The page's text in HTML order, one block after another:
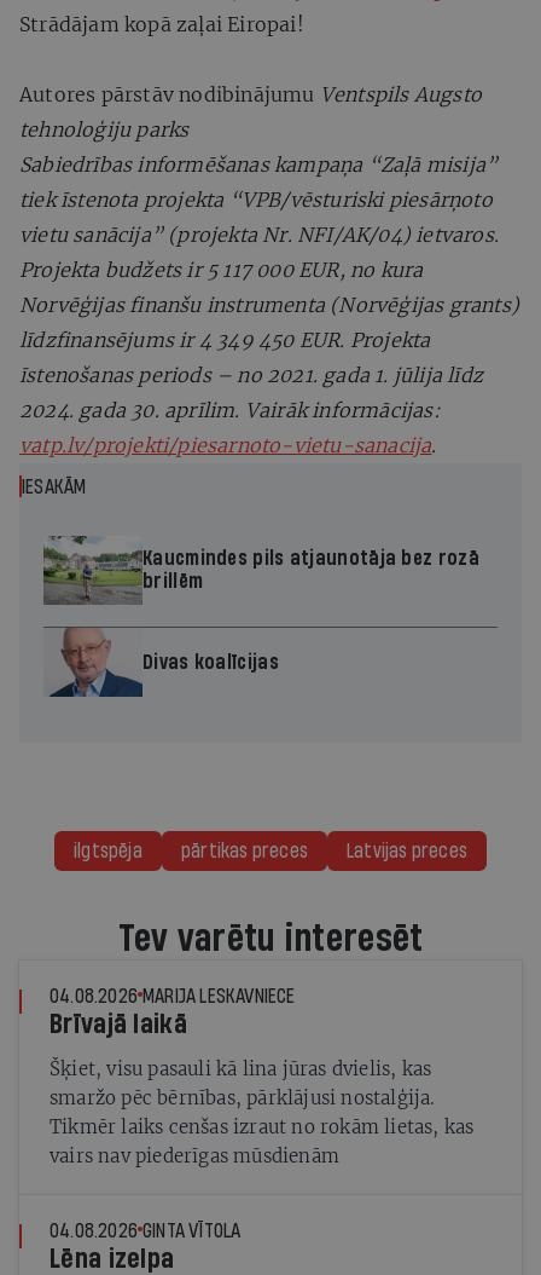
Strādājam kopā zaļai Eiropai!
Autores pārstāv nodibinājumu Ventspils Augsto
tehnoloģiju parks
Sabiedrības informēšanas kampaņa “Zaļā misija”
tiek īstenota projekta “VPB/vēsturiski piesārņoto
vietu sanācija” (projekta Nr. NFI/AK/04) ietvaros.
Projekta budžets ir 5 117 000 EUR, no kura
Norvēģijas finanšu instrumenta (Norvēģijas grants)
līdzfinansējums ir 4 349 450 EUR. Projekta
īstenošanas periods – no 2021. gada 1. jūlija līdz
2024. gada 30. aprīlim. Vairāk informācijas:
vatp.lv/projekti/piesarnoto-vietu-sanacija.
IESAKĀM
Kaucmindes pils atjaunotāja bez rozā
brillēm
Divas koalīcijas
ilgtspēja pārtikas preces Latvijas preces
Tev varētu interesēt
04.08.2026 MARIJA LESKAVNIECE
Brīvajā laikā
Šķiet, visu pasauli kā lina jūras dvielis, kas
smaržo pēc bērnības, pārklājusi nostalģija.
Tikmēr laiks cenšas izraut no rokām lietas, kas
vairs nav piederīgas mūsdienām
04.08.2026 GINTA VĪTOLA
Lēna izelpa